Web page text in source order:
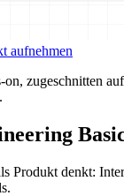
aufnehmen
zugeschnitten
Produkt denkt: